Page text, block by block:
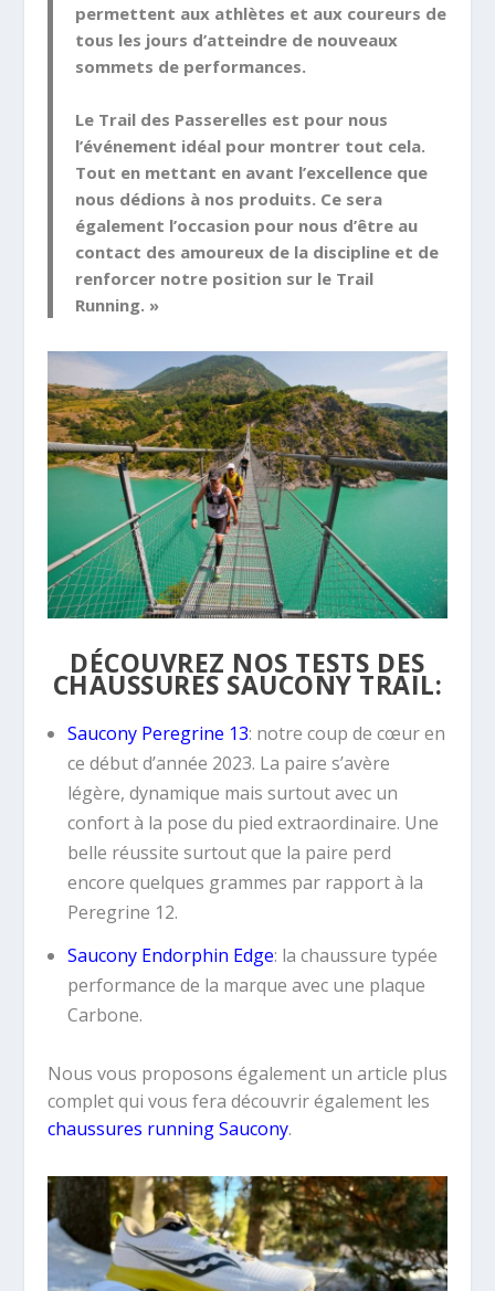
permettent aux athlètes et aux coureurs de
tous les jours d’atteindre de nouveaux
sommets de performances.
Le Trail des Passerelles est pour nous
l’événement idéal pour montrer tout cela.
Tout en mettant en avant l’excellence que
nous dédions à nos produits. Ce sera
également l’occasion pour nous d’être au
contact des amoureux de la discipline et de
renforcer notre position sur le Trail
Running. »
DÉCOUVREZ NOS TESTS DES
CHAUSSURES SAUCONY TRAIL:
Saucony Peregrine 13: notre coup de cœur en
ce début d’année 2023. La paire s’avère
légère, dynamique mais surtout avec un
confort à la pose du pied extraordinaire. Une
belle réussite surtout que la paire perd
encore quelques grammes par rapport à la
Peregrine 12.
Saucony Endorphin Edge: la chaussure typée
performance de la marque avec une plaque
Carbone.
Nous vous proposons également un article plus
complet qui vous fera découvrir également les
chaussures running Saucony.